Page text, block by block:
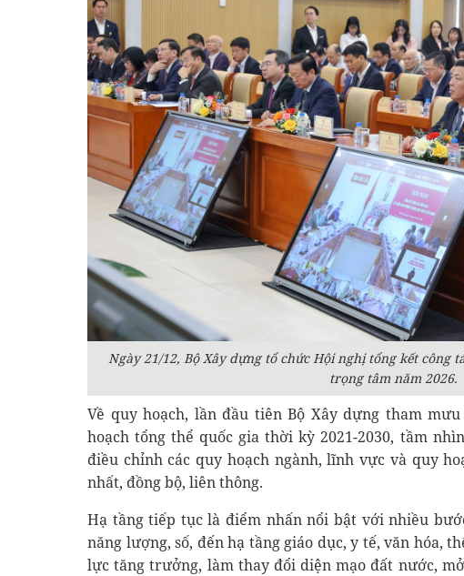
Ngày 21/12, Bộ Xây dựng tổ chức Hội nghị tổng kết công
trọng tâm năm 2026.
Về quy hoạch, lần đầu tiên Bộ Xây dựng tham
hoạch tổng thể quốc gia thời kỳ 2021-2030, tầm
điều chỉnh các quy hoạch ngành, lĩnh vực và quy
nhất, đồng bộ, liên thông.
Hạ tầng tiếp tục là điểm nhấn nổi bật với nhiều
năng lượng, số, đến hạ tầng giáo dục, y tế, văn hóa,
lực tăng trưởng, làm thay đổi diện mạo đất nước,